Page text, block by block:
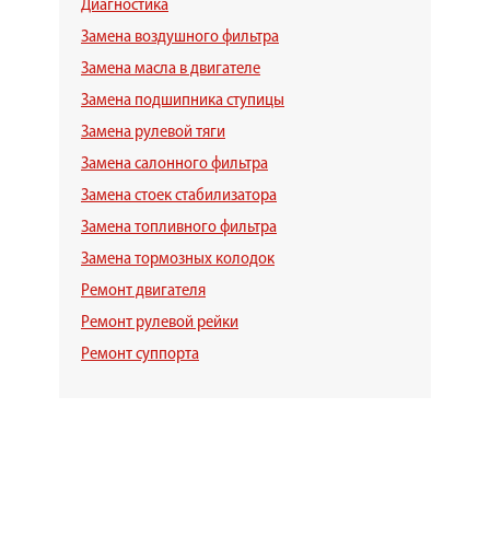
Диагностика
Замена воздушного фильтра
Замена масла в двигателе
Замена подшипника ступицы
Замена рулевой тяги
Замена салонного фильтра
Замена стоек стабилизатора
Замена топливного фильтра
Замена тормозных колодок
Ремонт двигателя
Ремонт рулевой рейки
Ремонт суппорта